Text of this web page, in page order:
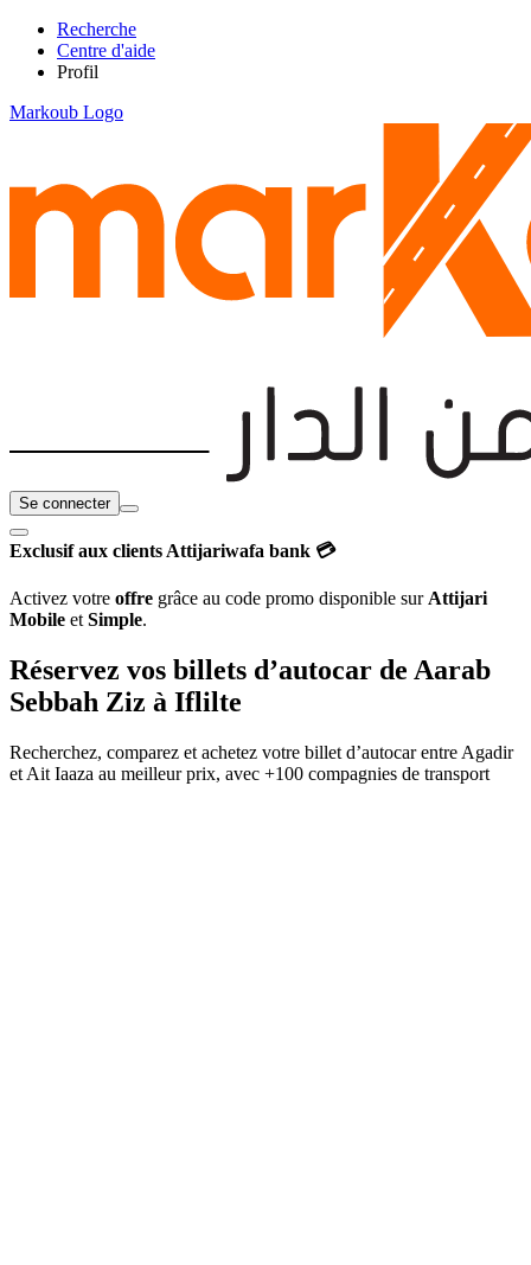
Recherche
Centre d'aide
Profil
Markoub Logo
Se connecter
Exclusif aux clients Attijariwafa bank 💳
Activez votre offre grâce au code promo disponible sur Attijari
Mobile et Simple.
Réservez vos billets d’autocar de Aarab
Sebbah Ziz à Iflilte
Recherchez, comparez et achetez votre billet d’autocar entre Agadir
et Ait Iaaza au meilleur prix, avec +100 compagnies de transport